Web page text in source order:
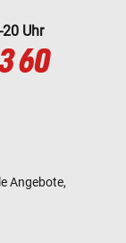
Uhr
60
Angebote,